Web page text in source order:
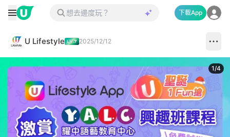
下載App
U Lifestyle 2025/12/12
1/4